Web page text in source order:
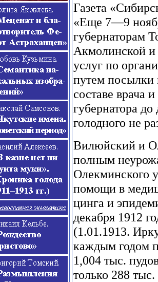
Газета
«Еще 7—9
губернаторам
Акмолинской и
услуг по
путем посылки
составе врача
губернатора
голодного не
Вилюйский и
полным
Олекминского
помощи в
цинга и
декабря 1912
(1.01.1913.
каждым годом
1,004 тыс.
только 288 тыс.